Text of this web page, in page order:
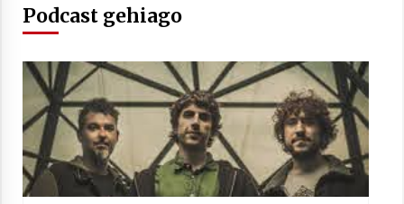
Arrosaren laburpen bideoa Hamaika
Telebistaren eskutik
Podcast gehiago